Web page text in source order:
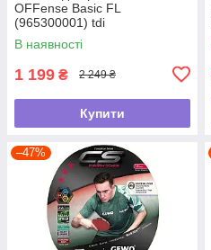
OFFense Basic FL
(965300001) tdi
В наявності
1 199 ₴ 2 249 ₴
Купити
–47%